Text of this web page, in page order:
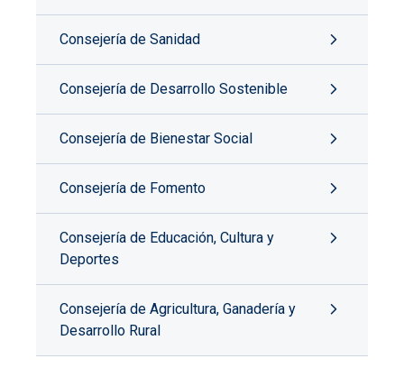
Consejería de Sanidad
Consejería de Desarrollo Sostenible
Consejería de Bienestar Social
Consejería de Fomento
Consejería de Educación, Cultura y
Deportes
Consejería de Agricultura, Ganadería y
Desarrollo Rural